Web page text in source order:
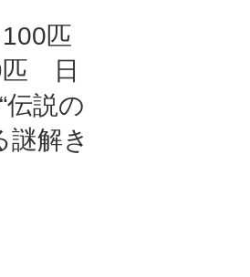
匹
匹 日
伝説の
謎解き